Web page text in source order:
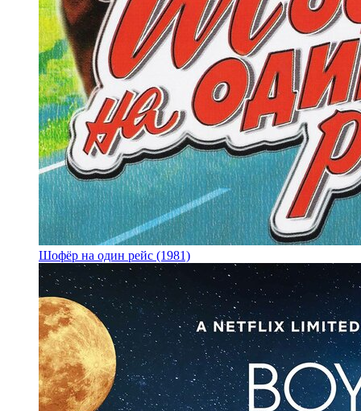
Шофёр на один рейс (1981)